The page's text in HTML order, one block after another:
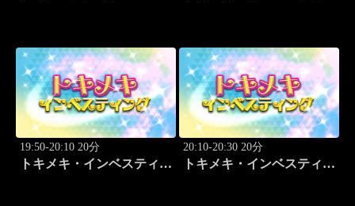
19:50-20:10 20分
トキメキ・インベスティン
20:10-20:30 20分
トキメキ・インベスティン